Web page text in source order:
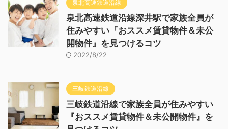
泉北高速鉄道沿線
泉北高速鉄道沿線深井駅で家族全員が
住みやすい『おススメ賃貸物件＆未公
開物件』を見つけるコツ
2022/8/22
三岐鉄道沿線
三岐鉄道沿線で家族全員が住みやすい
『おススメ賃貸物件＆未公開物件』を